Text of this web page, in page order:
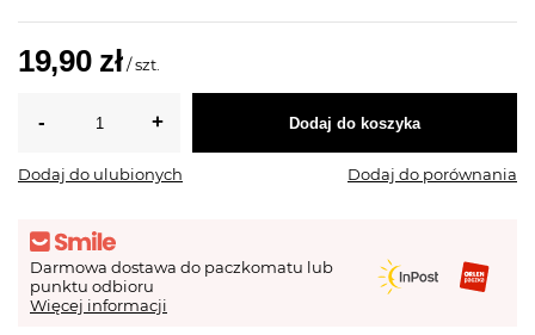
19,90 zł /szt.
Dodaj do koszyka
Dodaj do ulubionych Dodaj do porównania
Darmowa dostawa do paczkomatu lub
punktu odbioru
Więcej informacji